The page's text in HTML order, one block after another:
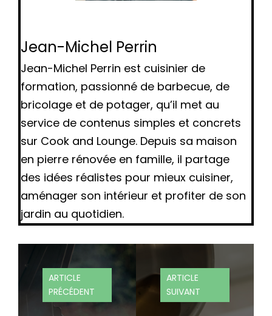
Jean-Michel Perrin
Jean-Michel Perrin est cuisinier de
formation, passionné de barbecue, de
bricolage et de potager, qu’il met au
service de contenus simples et concrets
sur Cook and Lounge. Depuis sa maison
en pierre rénovée en famille, il partage
des idées réalistes pour mieux cuisiner,
aménager son intérieur et profiter de son
jardin au quotidien.
ARTICLE
PRÉCÉDENT
ARTICLE
SUIVANT